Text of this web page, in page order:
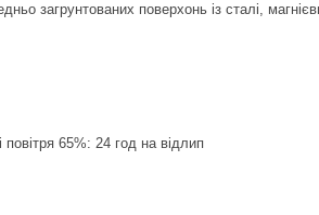
загрунтованих поверхонь із сталі,
повітря 65%: 24 год на відлип